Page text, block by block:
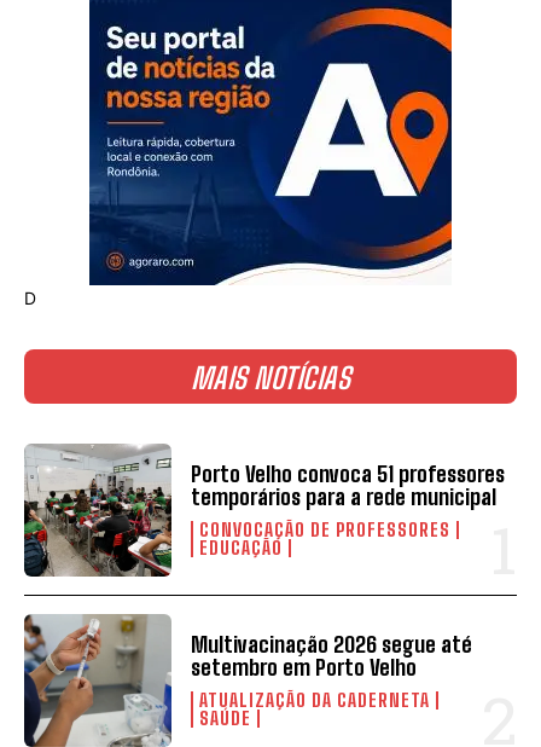
D
MAIS NOTÍCIAS
Porto Velho convoca 51 professores
temporários para a rede municipal
CONVOCAÇÃO DE PROFESSORES
EDUCAÇÃO
Multivacinação 2026 segue até
setembro em Porto Velho
ATUALIZAÇÃO DA CADERNETA
SAÚDE